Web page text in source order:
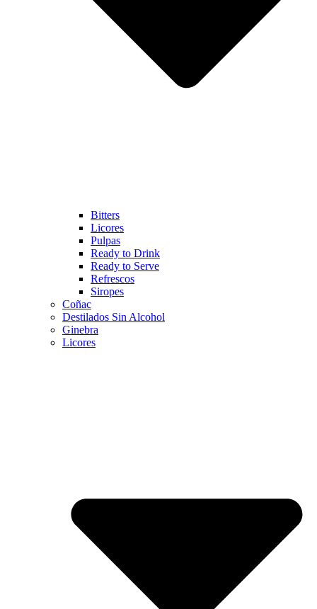
Bitters
Licores
Pulpas
Ready to Drink
Ready to Serve
Refrescos
Siropes
Coñac
Destilados Sin Alcohol
Ginebra
Licores